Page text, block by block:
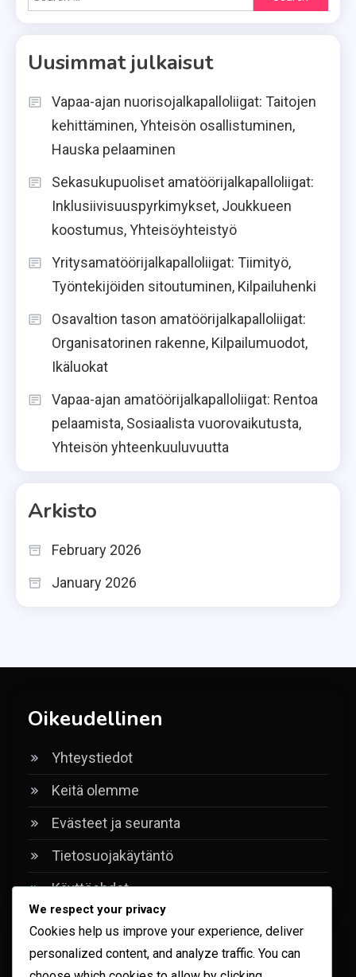
for:
Uusimmat julkaisut
Vapaa-ajan nuorisojalkapalloliigat: Taitojen
kehittäminen, Yhteisön osallistuminen,
Hauska pelaaminen
Sekasukupuoliset amatöörijalkapalloliigat:
Inklusiivisuuspyrkimykset, Joukkueen
koostumus, Yhteisöyhteistyö
Yritysamatöörijalkapalloliigat: Tiimityö,
Työntekijöiden sitoutuminen, Kilpailuhenki
Osavaltion tason amatöörijalkapalloliigat:
Organisatorinen rakenne, Kilpailumuodot,
Ikäluokat
Vapaa-ajan amatöörijalkapalloliigat: Rentoa
pelaamista, Sosiaalista vuorovaikutusta,
Yhteisön yhteenkuuluvuutta
Arkisto
February 2026
January 2026
Oikeudellinen
Yhteystiedot
Keitä olemme
Evästeet ja seuranta
Tietosuojakäytäntö
Käyttöehdot
Haku
We respect your privacy
Cookies help us improve your experience, deliver
personalized content, and analyze traffic. You can